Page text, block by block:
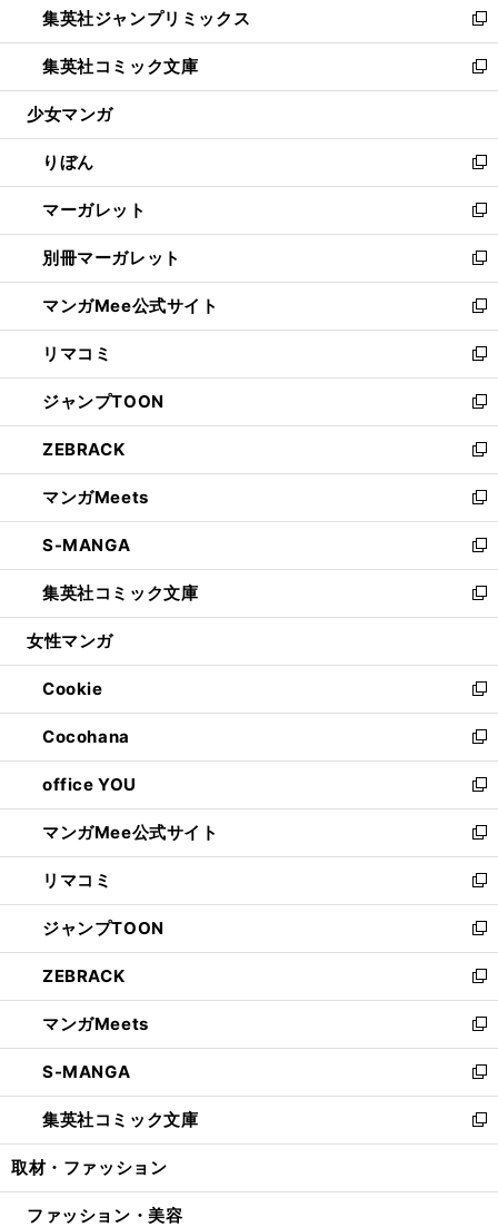
く
で
開
く
ド
ウ
で
開
ィ
ン
ド
ウ
開
く
い
ウ
ィ
ン
ウ
で
開
く
集英社ジャンプリミックス
新
し
い
ウ
ン
ド
ウ
で
開
く
集英社コミック文庫
新
し
ウ
ィ
ン
ド
ウ
で
開
く
少女マンガ
りぼん
新
し
い
ウ
ィ
ン
ド
ウ
で
開
く
マーガレット
新
し
い
ウ
ィ
ン
ド
ウ
で
開
く
別冊マーガレット
新
し
い
ウ
ィ
ン
ド
ウ
で
開
く
マンガMee公式サイト
新
し
い
ウ
ィ
ン
ド
ウ
で
開
く
リマコミ
新
し
い
ウ
ィ
ン
ド
ウ
で
開
く
ジャンプTOON
新
し
い
ウ
ィ
ン
ド
ウ
で
開
ZEBRACK
新
し
い
ウ
ィ
ン
ド
ウ
開
く
マンガMeets
新
し
い
ウ
ィ
ン
ウ
で
開
く
S-MANGA
新
し
い
ウ
ン
ド
ウ
で
開
く
集英社コミック文庫
新
し
ウ
ィ
ン
ド
ウ
で
開
く
女性マンガ
Cookie
新
し
い
ウ
ィ
ン
ド
ウ
で
開
く
Cocohana
新
し
い
ウ
ィ
ン
ド
ウ
で
開
く
office YOU
新
し
い
ウ
ィ
ン
ド
ウ
で
開
く
マンガMee公式サイト
新
し
い
ウ
ィ
ン
ド
ウ
で
開
く
リマコミ
新
し
い
ウ
ィ
ン
ド
ウ
で
開
く
ジャンプTOON
新
し
い
ウ
ィ
ン
ド
ウ
で
開
ZEBRACK
新
し
い
ウ
ィ
ン
ド
ウ
開
マンガMeets
新
し
い
ウ
ィ
ン
ウ
S-MANGA
新
し
い
ウ
ン
集英社コミック文庫
新
し
ウ
取材・ファッション
ファッション・美容